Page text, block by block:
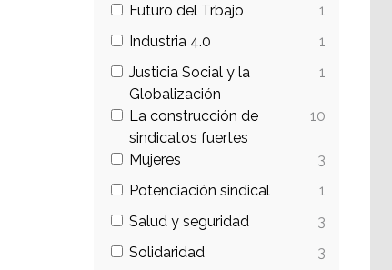
Futuro del Trbajo
1
Industria 4.0
1
Justicia Social y la
Globalización
1
La construcción de
sindicatos fuertes
10
Mujeres
3
Potenciación sindical
1
Salud y seguridad
3
Solidaridad
3